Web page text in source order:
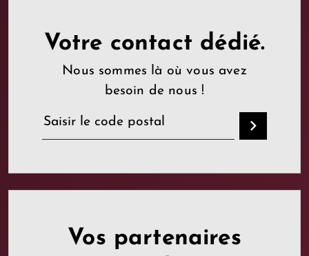
Votre contact dédié.
Nous sommes là où vous avez
besoin de nous !
Vos partenaires